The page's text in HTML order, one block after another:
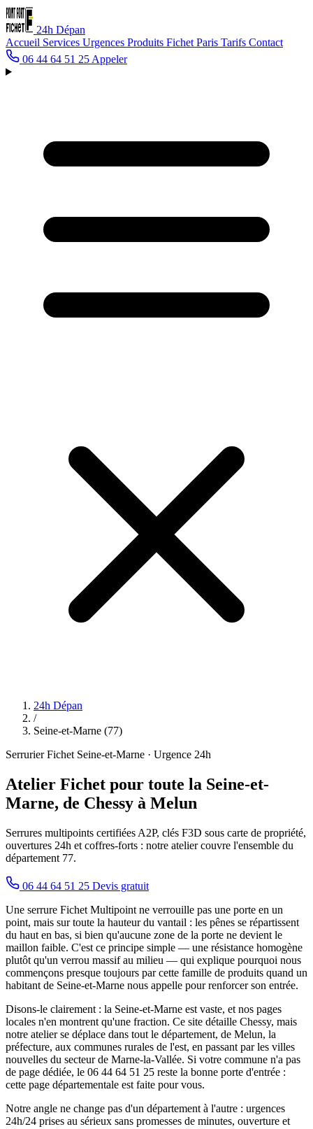
24h Dépan
Accueil Services Urgences Produits Fichet Paris Tarifs Contact
06 44 64 51 25 Appeler
24h Dépan
/
Seine-et-Marne (77)
Serrurier Fichet Seine-et-Marne · Urgence 24h
Atelier Fichet pour toute la Seine-et-
Marne, de Chessy à Melun
Serrures multipoints certifiées A2P, clés F3D sous carte de propriété,
ouvertures 24h et coffres-forts : notre atelier couvre l'ensemble du
département 77.
06 44 64 51 25 Devis gratuit
Une serrure Fichet Multipoint ne verrouille pas une porte en un
point, mais sur toute la hauteur du vantail : les pênes se répartissent
du haut en bas, si bien qu'aucune zone de la porte ne devient le
maillon faible. C'est ce principe simple — une résistance homogène
plutôt qu'un verrou massif au milieu — qui explique pourquoi nous
commençons presque toujours par cette famille de produits quand un
habitant de Seine-et-Marne nous appelle pour renforcer son entrée.
Disons-le clairement : la Seine-et-Marne est vaste, et nos pages
locales n'en montrent qu'une fraction. Ce site détaille Chessy, mais
notre atelier se déplace dans tout le département, de Melun, la
préfecture, aux communes rurales de l'est, en passant par les villes
nouvelles du secteur de Marne-la-Vallée. Si votre commune n'a pas
de page dédiée, le 06 44 64 51 25 reste la bonne porte d'entrée :
cette page départementale est faite pour vous.
Notre angle ne change pas d'un département à l'autre : urgences
24h/24 prises au sérieux sans promesses de minutes, ouverture et